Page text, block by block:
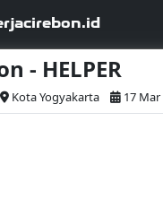
- HELPER
Kota Yogyakarta 17 Mar